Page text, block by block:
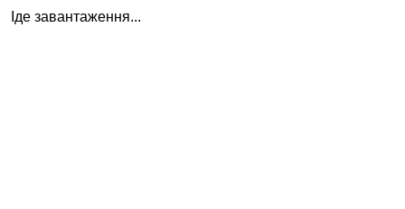
Іде завантаження...